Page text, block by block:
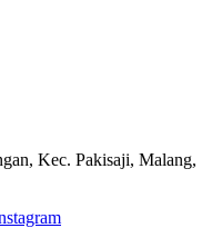
Kec. Pakisaji, Malang,